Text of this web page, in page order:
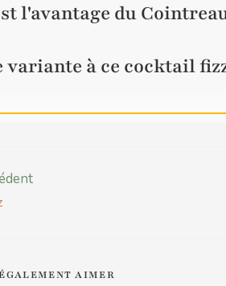
l'avantage du
variante à ce cocktail
AIMER